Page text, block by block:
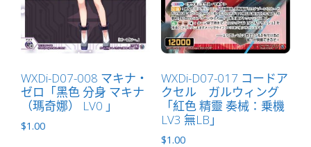
WXDi-D07-008 マキナ・
ゼロ「黑色 分身 マキナ
（瑪奇娜） LV0 」
$1.00
WXDi-D07-017 コードア
クセル ガルウィング
「紅色 精靈 奏械：乗機
LV3 無LB」
$1.00